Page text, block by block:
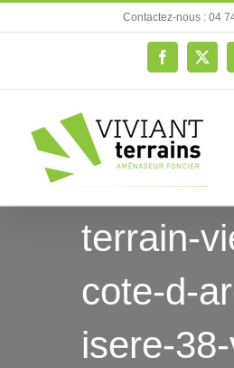
au
Contactez-nous : 04
Facebook
X
terrain-
cote-d-
isere-